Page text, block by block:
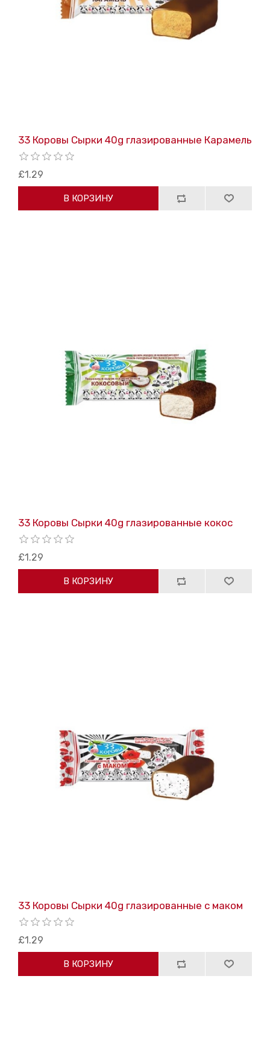
33 Коровы Сырки 40g глазированные Карамель
£1.29
В КОРЗИНУ
33 Коровы Сырки 40g глазированные кокос
£1.29
В КОРЗИНУ
33 Коровы Сырки 40g глазированные c маком
£1.29
В КОРЗИНУ